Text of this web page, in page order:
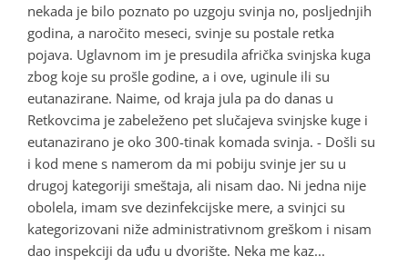
nekada je bilo poznato po uzgoju svinja no, posljednjih
godina, a naročito meseci, svinje su postale retka
pojava. Uglavnom im je presudila afrička svinjska kuga
zbog koje su prošle godine, a i ove, uginule ili su
eutanazirane. Naime, od kraja jula pa do danas u
Retkovcima je zabeleženo pet slučajeva svinjske kuge i
eutanazirano je oko 300-tinak komada svinja. - Došli su
i kod mene s namerom da mi pobiju svinje jer su u
drugoj kategoriji smeštaja, ali nisam dao. Ni jedna nije
obolela, imam sve dezinfekcijske mere, a svinjci su
kategorizovani niže administrativnom greškom i nisam
dao inspekciji da uđu u dvorište. Neka me kaz...